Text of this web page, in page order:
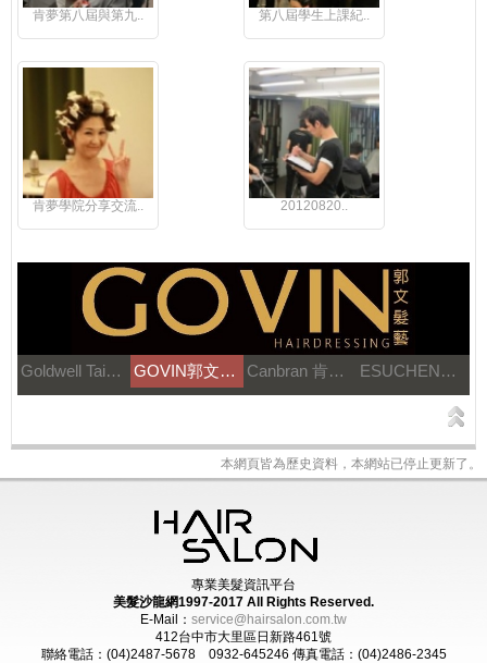
肯夢第八屆與第九.. 第八屆學生上課紀..
肯夢學院分享交流.. 20120820..
Goldwell Taiwan GOVIN郭文髮藝 Canbran 肯邦國際 ESUCHEN藝思晨
本網頁皆為歷史資料，本網站已停止更新了。
專業美髮資訊平台
美髮沙龍網1997-2017 All Rights Reserved.
E-Mail： service@hairsalon.com.tw
412台中市大里區日新路461號
聯絡電話：(04)2487-5678 0932-645246 傳真電話：(04)2486-2345